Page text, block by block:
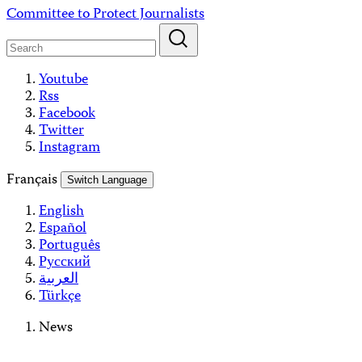
Skip
content
Committee to Protect Journalists
Youtube
Rss
Facebook
Twitter
Instagram
Français
Switch Language
English
Español
Português
Русский
العربية
Türkçe
News